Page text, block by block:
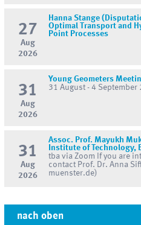
27
Aug
2026
Hanna Stange
Optimal Transport and
Point Processes
31
Aug
2026
Young Geometers
31 August - 4 September
31
Aug
2026
Assoc. Prof. Mayukh
Institute of Technology,
tba via Zoom If you are
contact Prof. Dr. Anna
muenster.de)
nach oben